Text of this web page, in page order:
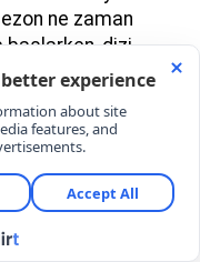
ne zaman
başlarken, dizi
haberleri geldi.
Hacıoğlu
ani vedasıyla
isimler ve
çekim